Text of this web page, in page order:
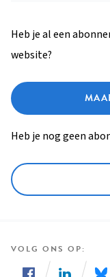
Heb je al een
website?
Heb je nog geen
VOLG ONS OP